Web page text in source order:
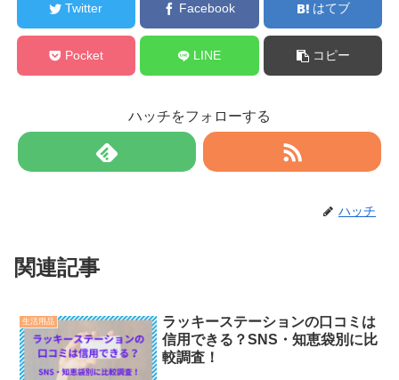
Twitter Facebook はてブ
Pocket LINE コピー
ハッチをフォローする
ハッチ
関連記事
生活用品
ラッキーステーションの口コミは
信用できる？SNS・知恵袋別に比
較調査！